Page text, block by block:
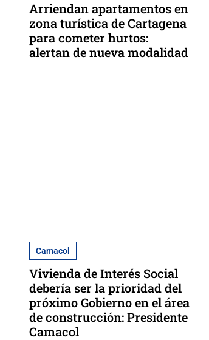
Arriendan apartamentos en
zona turística de Cartagena
para cometer hurtos:
alertan de nueva modalidad
Camacol
Vivienda de Interés Social
debería ser la prioridad del
próximo Gobierno en el área
de construcción: Presidente
Camacol